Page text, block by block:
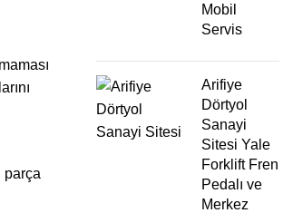
parça
Mobil
Servis
Arifiye
Dörtyol
Sanayi
Sitesi Yale
Forklift Fren
Pedalı ve
Merkez